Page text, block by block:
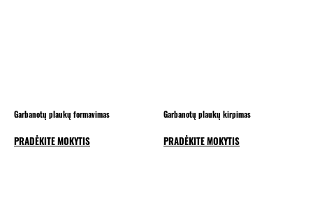
Garbanotų plaukų formavimas
PRADĖKITE MOKYTIS
Garbanotų plaukų kirpimas
PRADĖKITE MOKYTIS